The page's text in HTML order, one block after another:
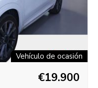
Vehículo de ocasión
€19.900